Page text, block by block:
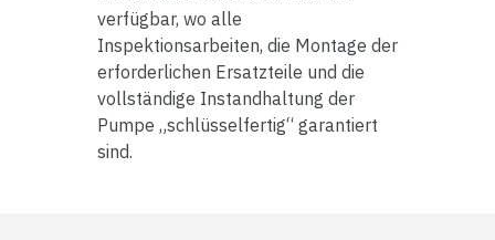
verfügbar, wo alle
Inspektionsarbeiten, die Montage der
erforderlichen Ersatzteile und die
vollständige Instandhaltung der
Pumpe „schlüsselfertig“ garantiert
sind.